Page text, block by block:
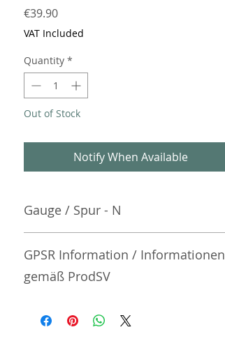
€39.90Price
VAT Included
Quantity *
Out of Stock
Notify When Available
Gauge / Spur - N
GPSR Information / Informationen
gemäß ProdSV
Manufacturer / Hersteller: